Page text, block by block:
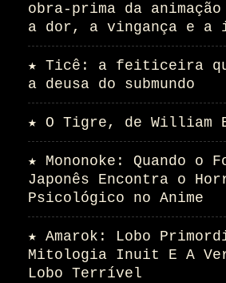
obra-prima da
a dor, a vingança e a
★ Ticê: a feiticeira
a deusa do submundo
★ O Tigre, de William
★ Mononoke: Quando o
Japonês Encontra o
Psicológico no Anime
★ Amarok: Lobo
Mitologia Inuit E A
Lobo Terrível